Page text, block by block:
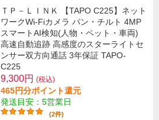
ＴＰ－ＬＩＮＫ 【TAPO C225】ネット
ワークWi-Fiカメラ パン・チルト 4MP
スマートAI検知(人物・ペット・車両)
高速自動追跡 高感度のスターライトセ
ンサー双方向通話 3年保証 TAPO-
C225
9,300円 (税込)
465円分ポイント還元
発送目安：5営業日
(2件)